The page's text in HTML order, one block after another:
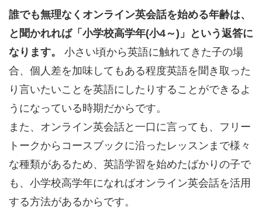
誰でも無理なくオンライン英会話を始める年齢は、
と聞かれれば「小学校高学年(小4～)」という返答に
なります。
小さい頃から英語に触れてきた子の場
合、個人差を加味してもある程度英語を聞き取った
り言いたいことを英語にしたりすることができるよ
うになっている時期だからです。
また、オンライン英会話と一口に言っても、フリー
トークからコースブックに沿ったレッスンまで様々
な種類があるため、英語学習を始めたばかりの子で
も、小学校高学年になればオンライン英会話を活用
する方法があるからです。